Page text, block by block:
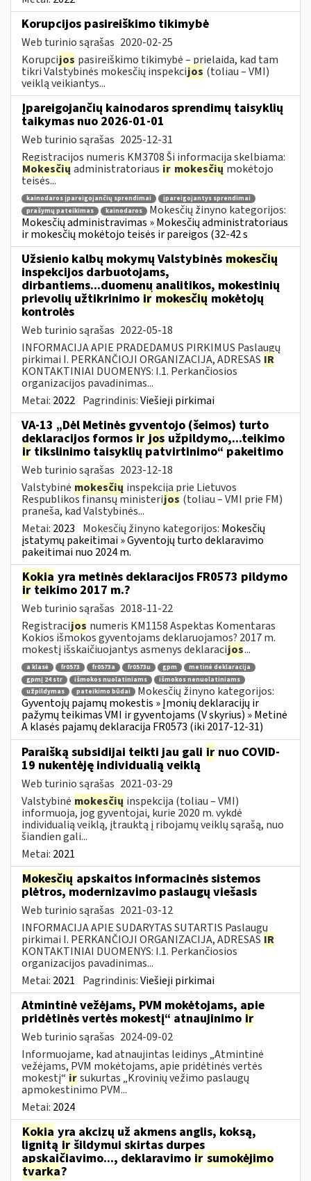
Korupcijos pasireiškimo tikimybė
Web turinio sąrašas 2020-02-25
Korupcijos pasireiškimo tikimybė – prielaida, kad tam
tikri Valstybinės mokesčių inspekcijos (toliau – VMI)
veiklą veikiantys...
Įpareigojančių kainodaros sprendimų taisyklių
taikymas nuo 2026-01-01
Web turinio sąrašas 2025-12-31
Registracijos numeris KM3708 Ši informacija skelbiama:
Mokesčių administratoriaus ir mokesčių mokėtojo
teisės...
kainodaros įpareigojančių sprendimai
įpareigojantys sprendimai
prašymų pateikimas
kainodaros
Mokesčių žinyno kategorijos:
Mokesčių administravimas » Mokesčių administratoriaus
ir mokesčių mokėtojo teisės ir pareigos (32-42 s
Užsienio kalbų mokymų Valstybinės mokesčių
inspekcijos darbuotojams,
dirbantiems...duomenų analitikos, mokestinių
prievolių užtikrinimo ir mokesčių mokėtojų
kontrolės
Web turinio sąrašas 2022-05-18
INFORMACIJA APIE PRADEDAMUS PIRKIMUS Paslaugų
pirkimai I. PERKANČIOJI ORGANIZACIJA, ADRESAS IR
KONTAKTINIAI DUOMENYS: I.1. Perkančiosios
organizacijos pavadinimas...
Metai: 2022 Pagrindinis:Viešieji pirkimai
VA-13 „Dėl Metinės gyventojo (šeimos) turto
deklaracijos formos ir jos užpildymo,...teikimo
ir tikslinimo taisyklių patvirtinimo“ pakeitimo
Web turinio sąrašas 2023-12-18
Valstybinė mokesčių inspekcija prie Lietuvos
Respublikos finansų ministerijos (toliau – VMI prie FM)
praneša, kad Valstybinės...
Metai: 2023 Mokesčių žinyno kategorijos: Mokesčių
įstatymų pakeitimai » Gyventojų turto deklaravimo
pakeitimai nuo 2024 m.
Kokia yra metinės deklaracijos FR0573 pildymo
irteikimo 2017 m.?
Web turinio sąrašas 2018-11-22
Registracijos numeris KM1158 Aspektas Komentaras
Kokios išmokos gyventojams deklaruojamos? 2017 m.
mokestį išskaičiuojantys asmenys deklaracijos...
a klasė fr0573 fr0573a fr0573u gpm
metinė deklaracija
gpmį 24 str
išmokos nuolatiniams
išmokos nenuolatiniams
užpildymas
pateikimo būdai
Mokesčių žinyno kategorijos:
Gyventojų pajamų mokestis » Įmonių deklaracijų ir
pažymų teikimas VMI ir gyventojams (V skyrius) » Metinė
A klasės pajamų deklaracija FR0573 (iki 2017-12-31)
Paraišką subsidijai teikti jau gali ir nuo COVID-
19 nukentėję individualią veiklą
Web turinio sąrašas 2021-03-29
Valstybinė mokesčių inspekcija (toliau – VMI)
informuoja, jog gyventojai, kurie 2020 m. vykdė
individualią veiklą, įtrauktą į ribojamų veiklų sąrašą, nuo
šiandien gali...
Metai: 2021
Mokesčių apskaitos informacinės sistemos
plėtros, modernizavimo paslaugų viešasis
Web turinio sąrašas 2021-03-12
INFORMACIJA APIE SUDARYTAS SUTARTIS Paslaugų
pirkimai I. PERKANČIOJI ORGANIZACIJA, ADRESAS IR
KONTAKTINIAI DUOMENYS: I.1. Perkančiosios
organizacijos pavadinimas...
Metai: 2021 Pagrindinis:Viešieji pirkimai
Atmintinė vežėjams, PVM mokėtojams, apie
pridėtinės vertės mokestį“ atnaujinimo ir
Web turinio sąrašas 2024-09-02
Informuojame, kad atnaujintas leidinys „Atmintinė
vežėjams, PVM mokėtojams, apie pridėtinės vertės
mokestį“ irsukurtas „Krovinių vežimo paslaugų
apmokestinimo PVM...
Metai: 2024
Kokia yra akcizų už akmens anglis, koksą,
lignitą ir šildymui skirtas durpes
apskaičiavimo..., deklaravimo ir sumokėjimo
tvarka?